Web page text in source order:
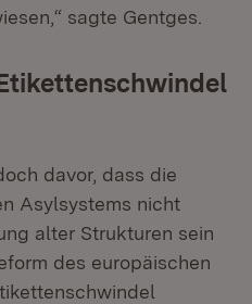
sagte Gentges.
davor, dass die
Asylsystems nicht
alter Strukturen sein
des europäischen